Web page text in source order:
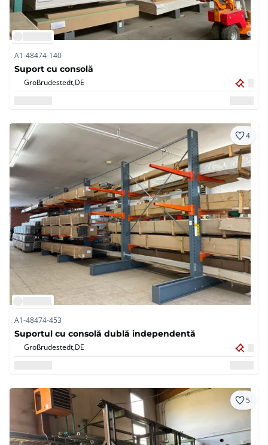
A1-48474-140
Suport cu consolă
Großrudestedt,DE
4
A1-48474-453
Suportul cu consolă dublă independentă
Großrudestedt,DE
5